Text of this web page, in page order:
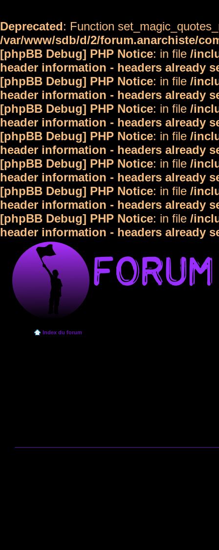
Deprecated: Function
/var/www/sdb/d/2/forum.anarchiste/
[phpBB Debug] PHP Notice: in file /
header information - headers already
[phpBB Debug] PHP Notice: in file /
header information - headers already
[phpBB Debug] PHP Notice: in file /
header information - headers already
[phpBB Debug] PHP Notice: in file /
header information - headers already
[phpBB Debug] PHP Notice: in file /
header information - headers already
[phpBB Debug] PHP Notice: in file /
header information - headers already
[phpBB Debug] PHP Notice: in file /
header information - headers already
Index du forum